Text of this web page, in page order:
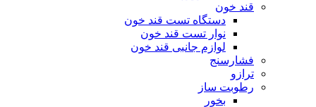
قند خون
دستگاه تست قند خون
نوار تست قند خون
لوازم جانبی قند خون
فشارسنج
ترازو
رطوبت ساز
بخور